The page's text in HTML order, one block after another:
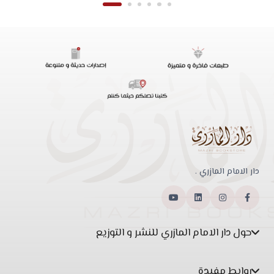
دار الامام المازري .
حول دار الامام المازري للنشر و التوزيع